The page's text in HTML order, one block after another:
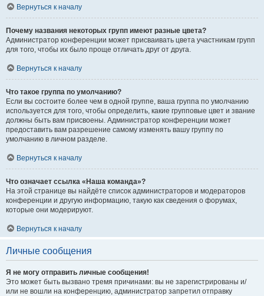
Вернуться к началу
Почему названия некоторых групп имеют разные цвета?
Администратор конференции может присваивать цвета участникам групп
для того, чтобы их было проще отличать друг от друга.
Вернуться к началу
Что такое группа по умолчанию?
Если вы состоите более чем в одной группе, ваша группа по умолчанию
используется для того, чтобы определить, какие групповые цвет и звание
должны быть вам присвоены. Администратор конференции может
предоставить вам разрешение самому изменять вашу группу по
умолчанию в личном разделе.
Вернуться к началу
Что означает ссылка «Наша команда»?
На этой странице вы найдёте список администраторов и модераторов
конференции и другую информацию, такую как сведения о форумах,
которые они модерируют.
Вернуться к началу
Личные сообщения
Я не могу отправить личные сообщения!
Это может быть вызвано тремя причинами: вы не зарегистрированы и/
или не вошли на конференцию, администратор запретил отправку